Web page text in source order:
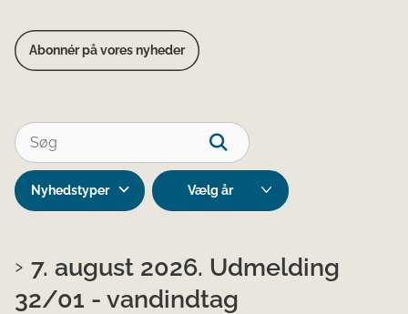
Abonnér på vores nyheder
Nyhedstyper
7. august 2026. Udmelding
32/01 - vandindtag